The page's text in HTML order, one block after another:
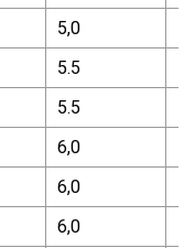
5,0
5.5
5.5
6,0
6,0
6,0